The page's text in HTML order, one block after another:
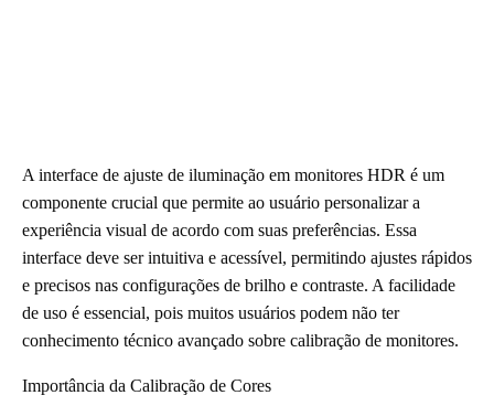
A interface de ajuste de iluminação em monitores HDR é um
componente crucial que permite ao usuário personalizar a
experiência visual de acordo com suas preferências. Essa
interface deve ser intuitiva e acessível, permitindo ajustes rápidos
e precisos nas configurações de brilho e contraste. A facilidade
de uso é essencial, pois muitos usuários podem não ter
conhecimento técnico avançado sobre calibração de monitores.
Importância da Calibração de Cores